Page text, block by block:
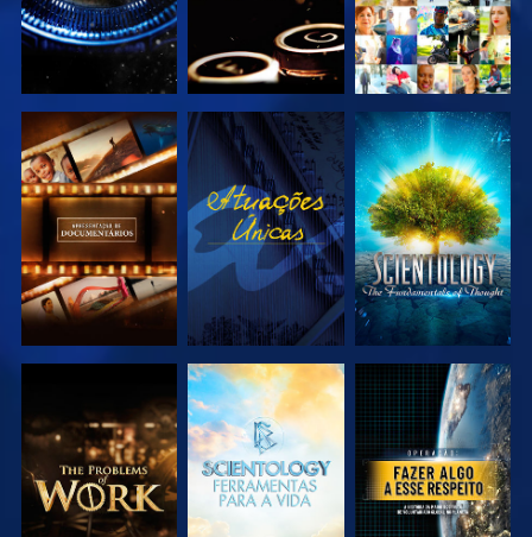
EXPLORAR A
SÉRIE
VER
EXPLORAR A
SÉRIE
EXPLORAR A
SÉRIE
EXPLORAR A
SÉRIE
VER